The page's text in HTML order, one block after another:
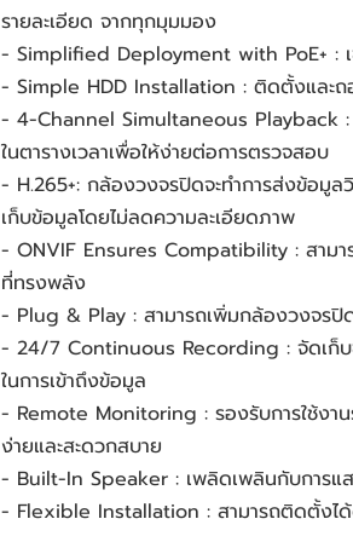
รายละเอียด จากทุกมุมมอง
- Simplified Deployment with PoE+ : เ
- Simple HDD Installation : ติดตั้งและถ
- 4-Channel Simultaneous Playback :
ในตารางเวลาเพื่อให้ง่ายต่อการตรวจสอบ
- H.265+: กล้องวงจรปิดจะทำการส่งข้อมู
เก็บข้อมูลโดยไม่ลดความละเอียดภาพ
- ONVIF Ensures Compatibility : สามา
ที่ทรงพลัง
- Plug & Play : สามารถเพิ่มกล้องวงจรปิด
- 24/7 Continuous Recording : จัดเก็บ
ในการเข้าถึงข้อมูล
- Remote Monitoring : รองรับการใช้งา
ง่ายและสะดวกสบาย
- Built-In Speaker : เพลิดเพลินกับการแ
- Flexible Installation : สามารถติดตั้งได้